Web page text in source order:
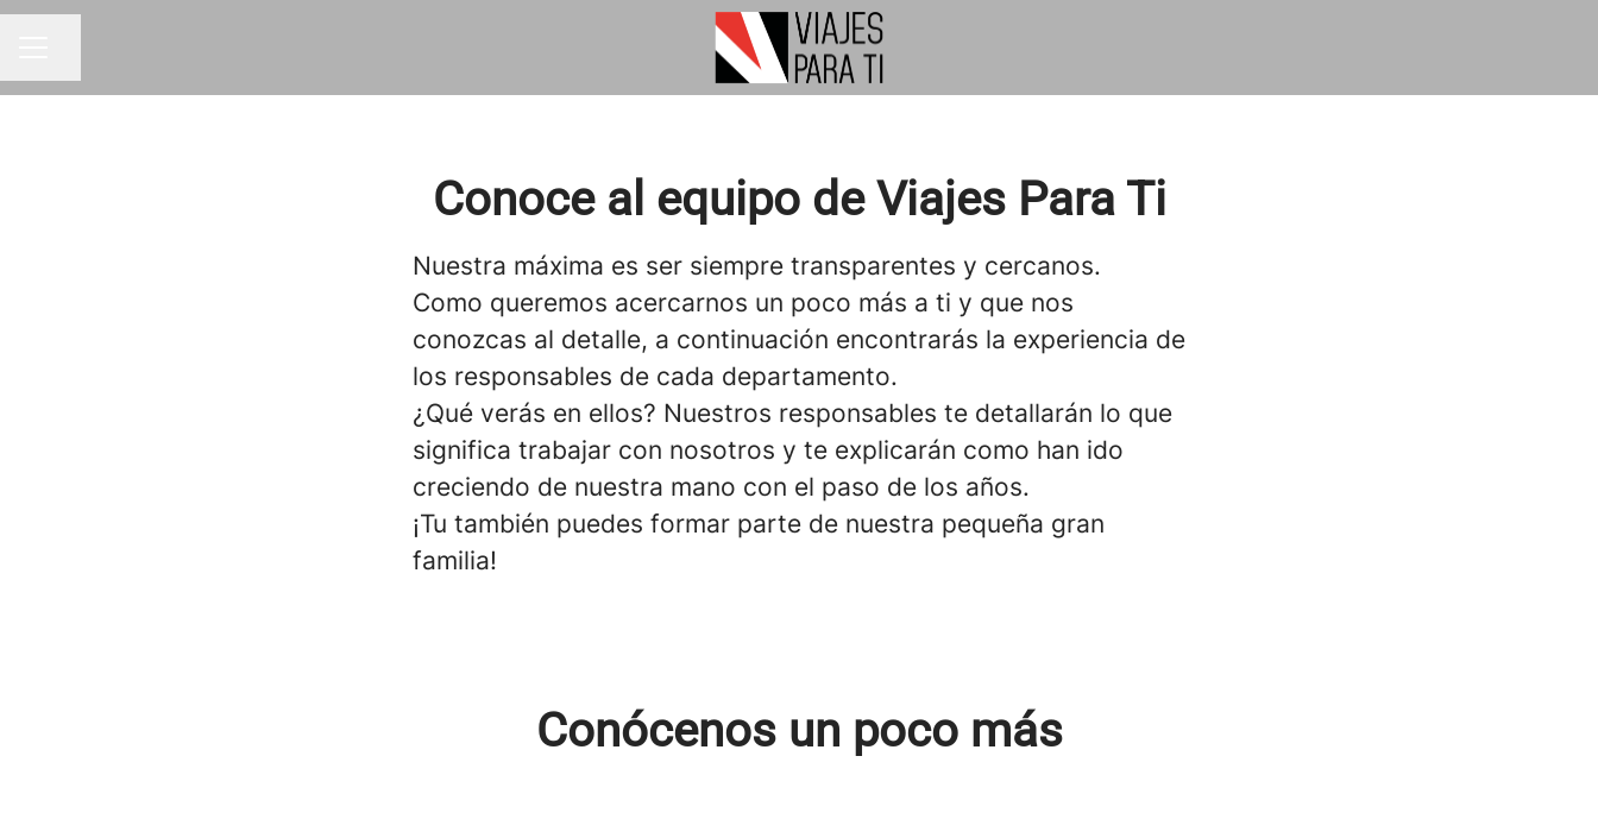
Conoce al equipo de Viajes Para Ti
Nuestra máxima es ser siempre transparentes y cercanos.
Como queremos acercarnos un poco más a ti y que nos
conozcas al detalle, a continuación encontrarás la experiencia de
los responsables de cada departamento.
¿Qué verás en ellos? Nuestros responsables te detallarán lo que
significa trabajar con nosotros y te explicarán como han ido
creciendo de nuestra mano con el paso de los años.
¡Tu también puedes formar parte de nuestra pequeña gran
familia!
Conócenos un poco más